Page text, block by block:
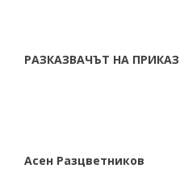
РАЗКАЗВАЧЪТ НА
в
Асен Разцветников